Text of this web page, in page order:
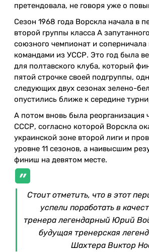
претендовала, не говоря уже о
Сезон 1968 года Ворскла начала в
второй группы класса А
союзного чемпионат и соперничала
командами из УССР. Это год была
для полтавского клуба, который
пятой строчке своей подгруппы,
следующих двух сезонах зелено-
опустились ближе к середине
А потом вновь была реорганизация
СССР, согласно которой Ворскла
украинской зоне второй лиги и
уровне 11 сезонов, а наивысшим
финиш на девятом месте.
Стоит отметить, что в этот
успели поработать в
тренера легендарный Юрий
будущая тренерская
Шахтера Виктор